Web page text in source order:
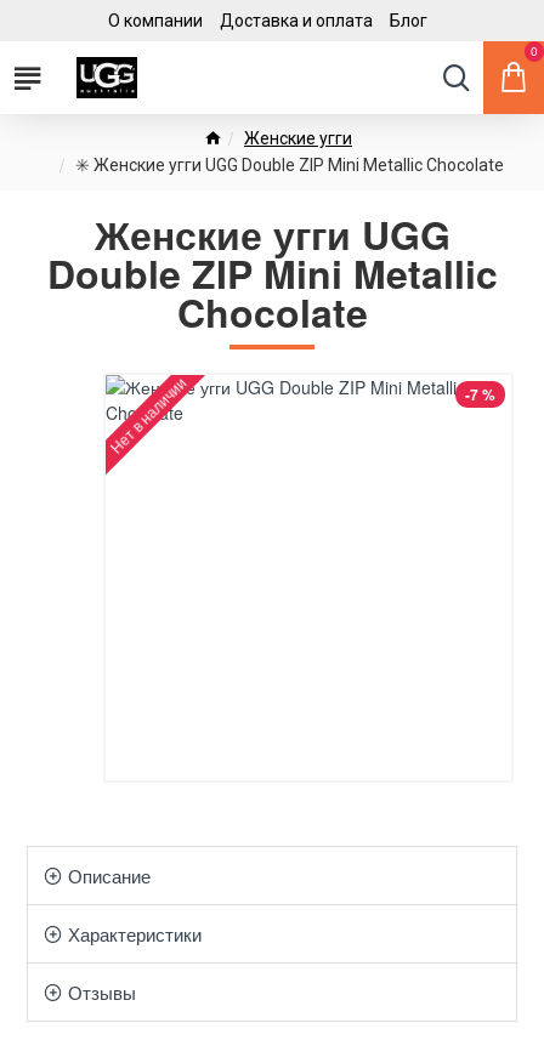
О компании Доставка и оплата Блог
0
Женские угги
✳️ Женские угги UGG Double ZIP Mini Metallic Chocolate
Женские угги UGG
Double ZIP Mini Metallic
Chocolate
-7 %
Нет в наличии
Описание
Характеристики
Отзывы